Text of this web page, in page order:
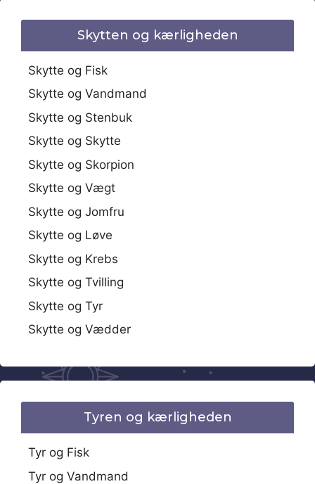
Skytten og kærligheden
Skytte og Fisk
Skytte og Vandmand
Skytte og Stenbuk
Skytte og Skytte
Skytte og Skorpion
Skytte og Vægt
Skytte og Jomfru
Skytte og Løve
Skytte og Krebs
Skytte og Tvilling
Skytte og Tyr
Skytte og Vædder
Tyren og kærligheden
Tyr og Fisk
Tyr og Vandmand